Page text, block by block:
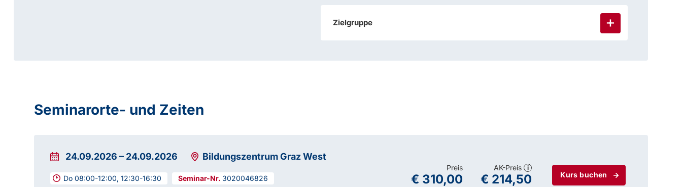
Zielgruppe
Seminarorte- und Zeiten
24.09.2026 – 24.09.2026 Bildungszentrum Graz West
Do 08:00-12:00, 12:30-16:30 3020046826 Kurs buchen
AK-Preis i
€ 214,50
Preis
€ 310,00